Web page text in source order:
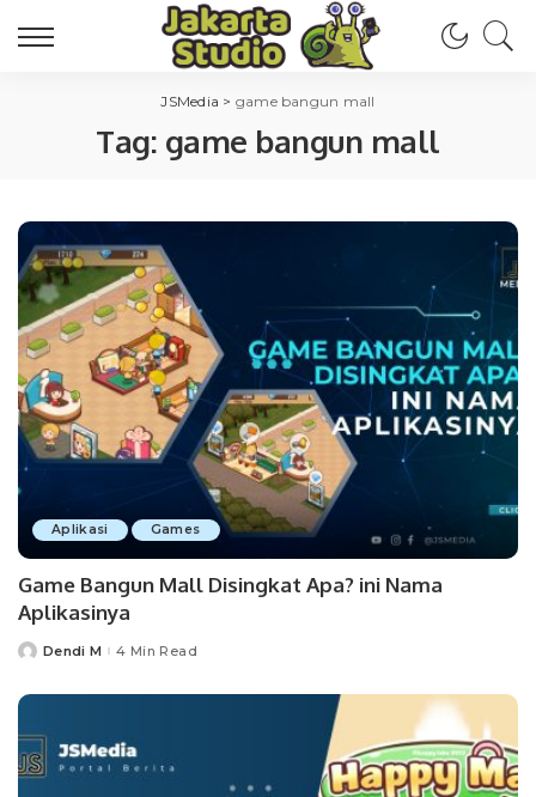
JSMedia > game bangun mall
Tag: game bangun mall
Aplikasi Games
Game Bangun Mall Disingkat Apa? ini Nama
Aplikasinya
PostedDendi M 4 Min Read